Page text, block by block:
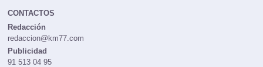
CONTACTOS
Redacción
redaccion@km77.com
Publicidad
91 513 04 95